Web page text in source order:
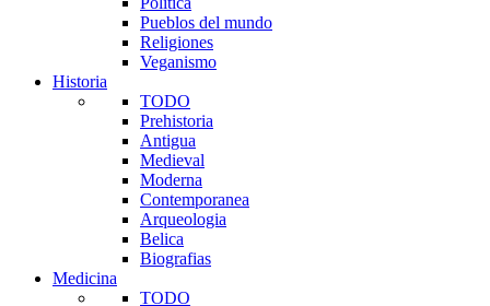
Pueblos del mundo
Religiones
Veganismo
Historia
TODO
Prehistoria
Antigua
Medieval
Moderna
Contemporanea
Arqueologia
Belica
Biografias
Medicina
TODO